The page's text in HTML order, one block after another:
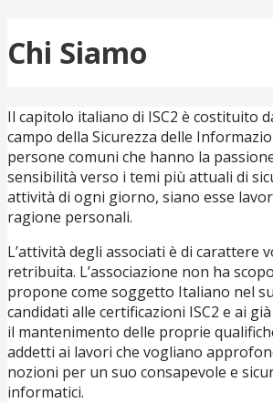
Chi Siamo
Il capitolo italiano di ISC2 è costituito
campo della Sicurezza delle
persone comuni che hanno la
sensibilità verso i temi più attuali di
attività di ogni giorno, siano esse
ragione personali.
L’attività degli associati è di carattere
retribuita. L’associazione non ha
propone come soggetto Italiano nel
candidati alle certificazioni ISC2 e ai
il mantenimento delle proprie
addetti ai lavori che vogliano
nozioni per un suo consapevole e
informatici.